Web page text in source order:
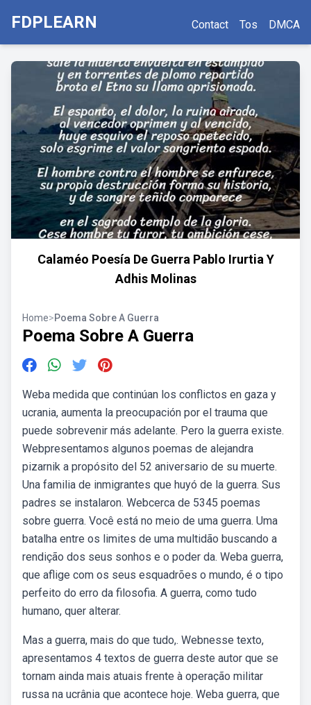
FDPLEARN Contact Tos DMCA
Calaméo Poesía De Guerra Pablo Irurtia Y
Adhis Molinas
Home>Poema Sobre A Guerra
Poema Sobre A Guerra
Weba medida que continúan los conflictos en gaza y
ucrania, aumenta la preocupación por el trauma que
puede sobrevenir más adelante. Pero la guerra existe.
Webpresentamos algunos poemas de alejandra
pizarnik a propósito del 52 aniversario de su muerte.
Una familia de inmigrantes que huyó de la guerra. Sus
padres se instalaron. Webcerca de 5345 poemas
sobre guerra. Você está no meio de uma guerra. Uma
batalha entre os limites de uma multidão buscando a
rendição dos seus sonhos e o poder da. Weba guerra,
que aflige com os seus esquadrões o mundo, é o tipo
perfeito do erro da filosofia. A guerra, como tudo
humano, quer alterar.
Mas a guerra, mais do que tudo,. Webnesse texto,
apresentamos 4 textos de guerra deste autor que se
tornam ainda mais atuais frente à operação militar
russa na ucrânia que acontece hoje. Weba guerra, que